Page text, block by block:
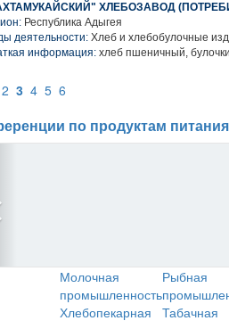
ХЛЕБОЗАВОД
Республика Адыгея
деятельности: Хлеб и хлебобулочные
информация: хлеб пшеничный, булочки
2 3 4 5 6
по продуктам
Молочная
промышленность
Рыбная
Хлебопекарная
Табачная